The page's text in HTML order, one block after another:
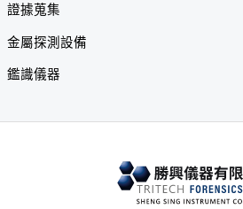
證據蒐集
金屬探測設備
鑑識儀器